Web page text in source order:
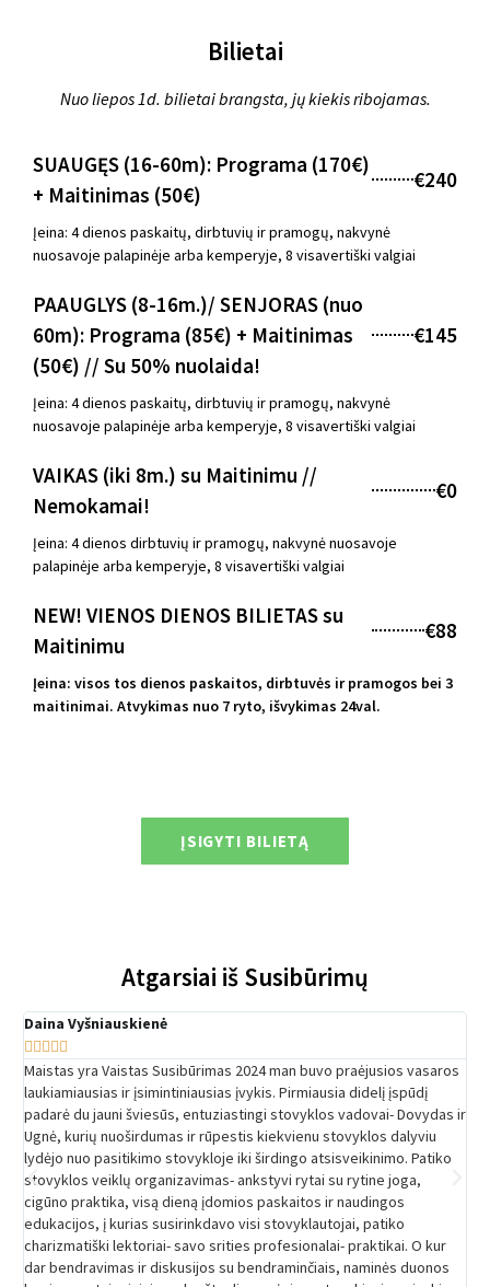
Bilietai
Nuo liepos 1d. bilietai brangsta, jų kiekis ribojamas.
SUAUGĘS (16-60m): Programa (170€)
+ Maitinimas (50€)
€240
Įeina: 4 dienos paskaitų, dirbtuvių ir pramogų, nakvynė
nuosavoje palapinėje arba kemperyje, 8 visavertiški valgiai
PAAUGLYS (8-16m.)/ SENJORAS (nuo
60m): Programa (85€) + Maitinimas
(50€) // Su 50% nuolaida!
€145
Įeina: 4 dienos paskaitų, dirbtuvių ir pramogų, nakvynė
nuosavoje palapinėje arba kemperyje, 8 visavertiški valgiai
VAIKAS (iki 8m.) su Maitinimu //
Nemokamai!
€0
Įeina: 4 dienos dirbtuvių ir pramogų, nakvynė nuosavoje
palapinėje arba kemperyje, 8 visavertiški valgiai
NEW! VIENOS DIENOS BILIETAS su
Maitinimu
€88
Įeina: visos tos dienos paskaitos, dirbtuvės ir pramogos bei 3
maitinimai. Atvykimas nuo 7 ryto, išvykimas 24val.
ĮSIGYTI BILIETĄ
Atgarsiai iš Susibūrimų
Daina Vyšniauskienė
    
Maistas yra Vaistas Susibūrimas 2024 man buvo praėjusios vasaros
laukiamiausias ir įsimintiniausias įvykis. Pirmiausia didelį įspūdį
padarė du jauni šviesūs, entuziastingi stovyklos vadovai- Dovydas ir
Ugnė, kurių nuoširdumas ir rūpestis kiekvienu stovyklos dalyviu
lydėjo nuo pasitikimo stovykloje iki širdingo atsisveikinimo. Patiko
stovyklos veiklų organizavimas- ankstyvi rytai su rytine joga,
cigūno praktika, visą dieną įdomios paskaitos ir naudingos
edukacijos, į kurias susirinkdavo visi stovyklautojai, patiko
charizmatiški lektoriai- savo srities profesionalai- praktikai. O kur
dar bendravimas ir diskusijos su bendraminčiais, naminės duonos